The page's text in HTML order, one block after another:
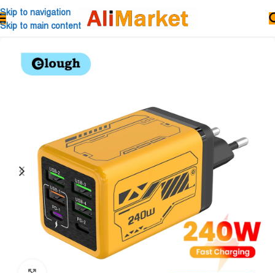
Skip to navigation
Skip to main content